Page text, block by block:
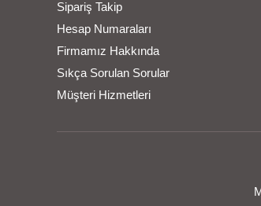
Sipariş Takip
Hesap Numaraları
Firmamız Hakkında
Sıkça Sorulan Sorular
Müşteri Hizmetleri